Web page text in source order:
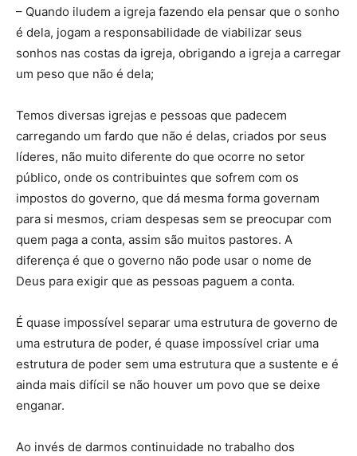
– Quando iludem a igreja fazendo ela pensar que o sonho
é dela, jogam a responsabilidade de viabilizar seus
sonhos nas costas da igreja, obrigando a igreja a carregar
um peso que não é dela;
Temos diversas igrejas e pessoas que padecem
carregando um fardo que não é delas, criados por seus
líderes, não muito diferente do que ocorre no setor
público, onde os contribuintes que sofrem com os
impostos do governo, que dá mesma forma governam
para si mesmos, criam despesas sem se preocupar com
quem paga a conta, assim são muitos pastores. A
diferença é que o governo não pode usar o nome de
Deus para exigir que as pessoas paguem a conta.
É quase impossível separar uma estrutura de governo de
uma estrutura de poder, é quase impossível criar uma
estrutura de poder sem uma estrutura que a sustente e é
ainda mais difícil se não houver um povo que se deixe
enganar.
Ao invés de darmos continuidade no trabalho dos